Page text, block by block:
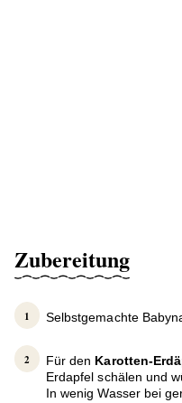
Zubereitung
Selbstgemachte
Für den Karotten-
Erdapfel schälen und
In wenig Wasser bei